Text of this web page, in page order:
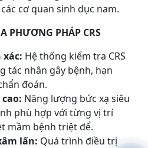
cơ quan sinh dục nam.
PHƯƠNG PHÁP CRS
xác: Hệ thống kiểm tra CRS
tác nhân gây bệnh, hạn
đoán.
Năng lượng bức xạ siêu
phù hợp với từng vị trí
mầm bệnh triệt để.
lấn: Quá trình điều trị